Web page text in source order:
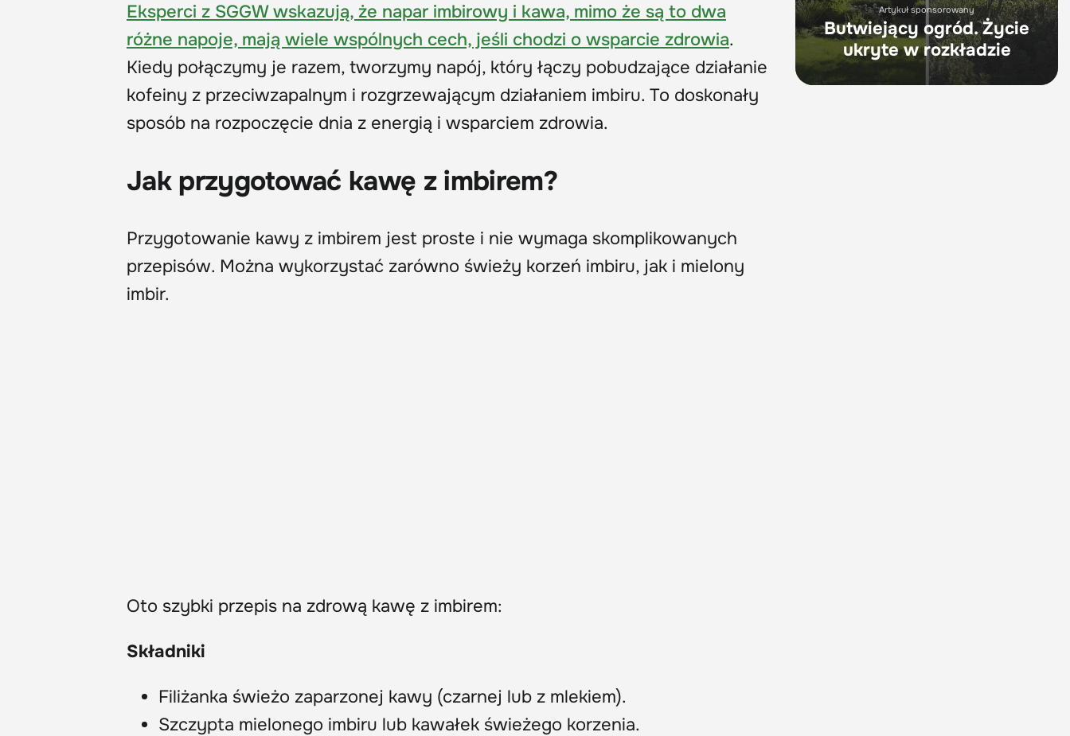
Eksperci z SGGW wskazują, że napar imbirowy i kawa, mimo że są to dwa
różne napoje, mają wiele wspólnych cech, jeśli chodzi o wsparcie zdrowia​.
Kiedy połączymy je razem, tworzymy napój, który łączy pobudzające działanie
kofeiny z przeciwzapalnym i rozgrzewającym działaniem imbiru. To doskonały
sposób na rozpoczęcie dnia z energią i wsparciem zdrowia.
Jak przygotować kawę z imbirem?
Przygotowanie kawy z imbirem jest proste i nie wymaga skomplikowanych
przepisów. Można wykorzystać zarówno świeży korzeń imbiru, jak i mielony
imbir.
Oto szybki przepis na zdrową kawę z imbirem:
Składniki
Filiżanka świeżo zaparzonej kawy (czarnej lub z mlekiem).
Szczypta mielonego imbiru lub kawałek świeżego korzenia.
Artykuł sponsorowany
Butwiejący ogród. Życie
ukryte w rozkładzie